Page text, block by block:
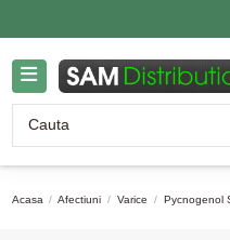
Acasa Afectiuni Varice Pycnogenol